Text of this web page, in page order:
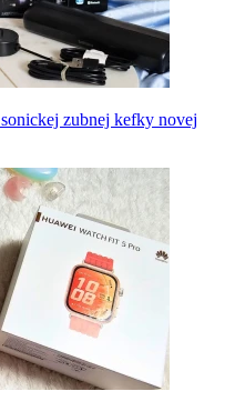
zubnej kefky novej